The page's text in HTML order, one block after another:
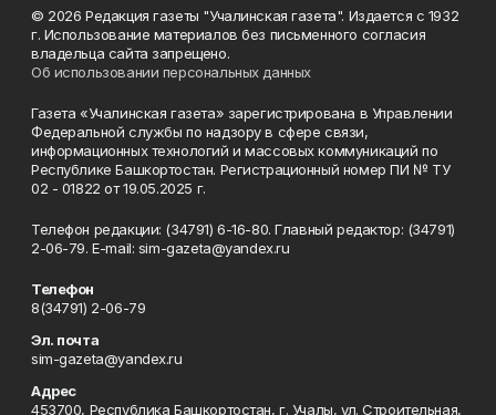
© 2026 Редакция газеты "Учалинская газета". Издается с 1932
г. Использование материалов без письменного согласия
владельца сайта запрещено.
Об использовании персональных данных
Газета «Учалинская газета» зарегистрирована в Управлении
Федеральной службы по надзору в сфере связи,
информационных технологий и массовых коммуникаций по
Республике Башкортостан. Регистрационный номер ПИ № ТУ
02 - 01822 от 19.05.2025 г.
Телефон редакции: (34791) 6-16-80. Главный редактор: (34791)
2-06-79. Е-mаil: sim-gazeta@yandex.ru
Телефон
8(34791) 2-06-79
Эл. почта
sim-gazeta@yandex.ru
Адрес
453700, Республика Башкортостан, г. Учалы, ул. Строительная,